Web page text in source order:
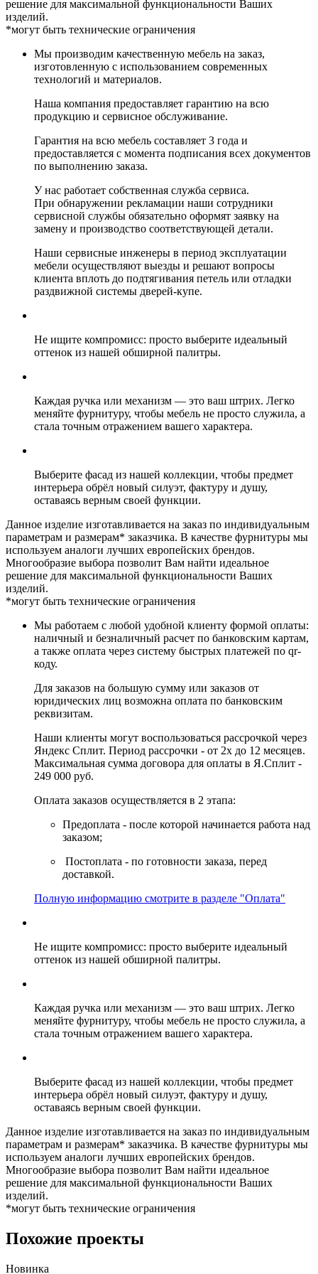
решение для максимальной функциональности Ваших
изделий.
*могут быть технические ограничения
Мы производим качественную мебель на заказ,
изготовленную с использованием современных
технологий и материалов.
Наша компания предоставляет гарантию на всю
продукцию и сервисное обслуживание.
Гарантия на всю мебель составляет 3 года и
предоставляется с момента подписания всех документов
по выполнению заказа.
У нас работает собственная служба сервиса.
При обнаружении рекламации наши сотрудники
сервисной службы обязательно оформят заявку на
замену и производство соответствующей детали.
Наши сервисные инженеры в период эксплуатации
мебели осуществляют выезды и решают вопросы
клиента вплоть до подтягивания петель или отладки
раздвижной системы дверей-купе.
Не ищите компромисс: просто выберите идеальный
оттенок из нашей обширной палитры.
Каждая ручка или механизм — это ваш штрих. Легко
меняйте фурнитуру, чтобы мебель не просто служила, а
стала точным отражением вашего характера.
Выберите фасад из нашей коллекции, чтобы предмет
интерьера обрёл новый силуэт, фактуру и душу,
оставаясь верным своей функции.
Данное изделие изготавливается на заказ по индивидуальным
параметрам и размерам* заказчика. В качестве фурнитуры мы
используем аналоги лучших европейских брендов.
Многообразие выбора позволит Вам найти идеальное
решение для максимальной функциональности Ваших
изделий.
*могут быть технические ограничения
Мы работаем с любой удобной клиенту формой оплаты:
наличный и безналичный расчет по банковским картам,
а также оплата через систему быстрых платежей по qr-
коду.
Для заказов на большую сумму или заказов от
юридических лиц возможна оплата по банковским
реквизитам.
Наши клиенты могут воспользоваться рассрочкой через
Яндекс Сплит. Период рассрочки - от 2х до 12 месяцев.
Максимальная сумма договора для оплаты в Я.Сплит -
249 000 руб.
Оплата заказов осуществляется в 2 этапа:
Предоплата - после которой начинается работа над
заказом;
Постоплата - по готовности заказа, перед
доставкой.
Полную информацию смотрите в разделе "Оплата"
Не ищите компромисс: просто выберите идеальный
оттенок из нашей обширной палитры.
Каждая ручка или механизм — это ваш штрих. Легко
меняйте фурнитуру, чтобы мебель не просто служила, а
стала точным отражением вашего характера.
Выберите фасад из нашей коллекции, чтобы предмет
интерьера обрёл новый силуэт, фактуру и душу,
оставаясь верным своей функции.
Данное изделие изготавливается на заказ по индивидуальным
параметрам и размерам* заказчика. В качестве фурнитуры мы
используем аналоги лучших европейских брендов.
Многообразие выбора позволит Вам найти идеальное
решение для максимальной функциональности Ваших
изделий.
*могут быть технические ограничения
Похожие проекты
Новинка